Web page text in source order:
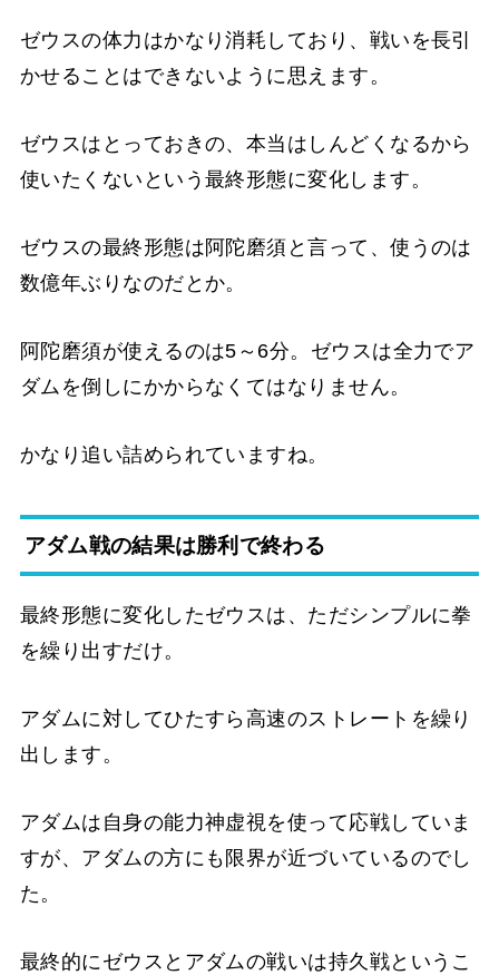
ゼウスの体力はかなり消耗しており、戦いを長引
かせることはできないように思えます。
ゼウスはとっておきの、本当はしんどくなるから
使いたくないという最終形態に変化します。
ゼウスの最終形態は阿陀磨須と言って、使うのは
数億年ぶりなのだとか。
阿陀磨須が使えるのは5～6分。ゼウスは全力でア
ダムを倒しにかからなくてはなりません。
かなり追い詰められていますね。
アダム戦の結果は勝利で終わる
最終形態に変化したゼウスは、ただシンプルに拳
を繰り出すだけ。
アダムに対してひたすら高速のストレートを繰り
出します。
アダムは自身の能力神虚視を使って応戦していま
すが、アダムの方にも限界が近づいているのでし
た。
最終的にゼウスとアダムの戦いは持久戦というこ